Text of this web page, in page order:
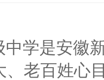
中学是安徽
、老百姓心